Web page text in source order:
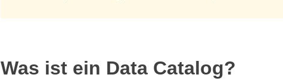
Was ist ein Data Catalog?